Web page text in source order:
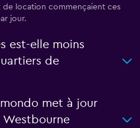
de location commençaient ces
jour.
est-elle moins
de
met à jour
Westbourne